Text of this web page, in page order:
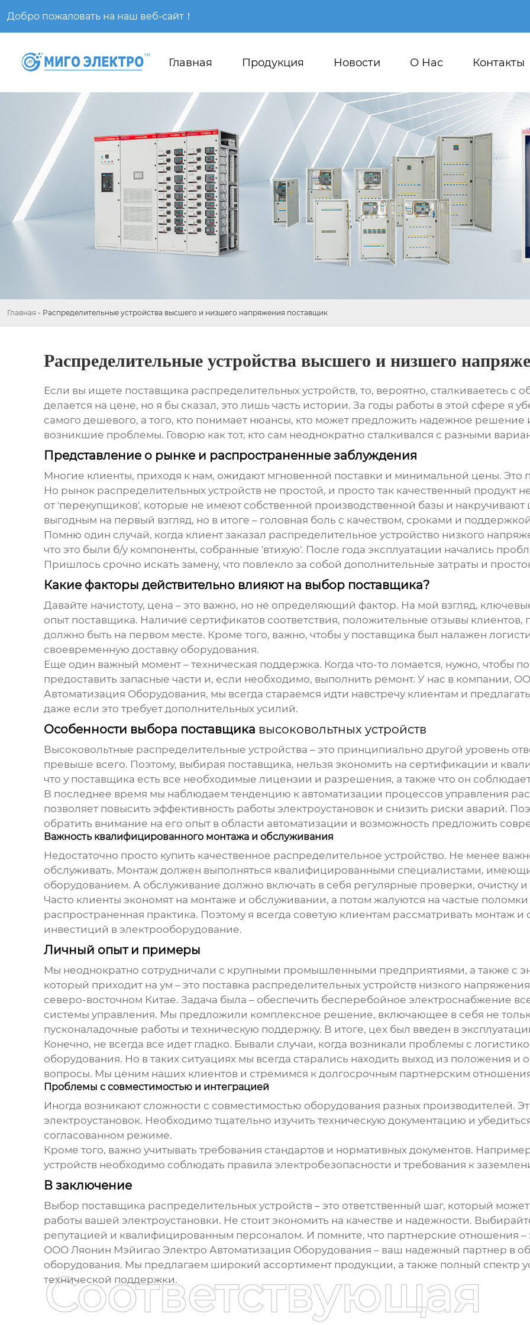
Добро пожаловать на наш веб-сайт！
Главная Продукция Новости О Hас Контакты
Главная - Распределительные устройства высшего и низшего напряжения поставщик
Распределительные устройства высшего и низшего
Если вы ищете поставщика распределительных устройств, то, вероятно, сталкиваетесь
делается на цене, но я бы сказал, это лишь часть истории. За годы работы в этой сфере я
самого дешевого, а того, кто понимает нюансы, кто может предложить надежное
возникшие проблемы. Говорю как тот, кто сам неоднократно сталкивался с разными
Представление о рынке и распространенные заблуждения
Многие клиенты, приходя к нам, ожидают мгновенной поставки и минимальной цены. Это
Но рынок распределительных устройствне простой, и просто так качественный продукт
от 'перекупщиков', которые не имеют собственной производственной базы и накручивают
выгодным на первый взгляд, но в итоге – головная боль с качеством, сроками и
Помню один случай, когда клиент заказал распределительное устройство низкого
что это были б/у компоненты, собранные 'втихую'. После года эксплуатации начались
Пришлось срочно искать замену, что повлекло за собой дополнительные затраты и
Какие факторы действительно влияют на выбор поставщика?
Давайте начистоту, цена – это важно, но не определяющий фактор. На мой взгляд,
опыт поставщика. Наличие сертификатов соответствия, положительные отзывы клиентов,
должно быть на первом месте. Кроме того, важно, чтобы у поставщика был налажен
своевременную доставку оборудования.
Еще один важный момент – техническая поддержка. Когда что-то ломается, нужно, чтобы
предоставить запасные части и, если необходимо, выполнить ремонт. У нас в компании,
Автоматизация Оборудования, мы всегда стараемся идти навстречу клиентам и
даже если это требует дополнительных усилий.
Особенности выбора поставщика высоковольтных устройств
Высоковольтные распределительные устройства – это принципиально другой уровень
превыше всего. Поэтому, выбирая поставщика, нельзя экономить на сертификации и
что у поставщика есть все необходимые лицензии и разрешения, а также что он
В последнее время мы наблюдаем тенденцию к автоматизации процессов управления
позволяет повысить эффективность работы электроустановок и снизить риски аварий.
обратить внимание на его опыт в области автоматизации и возможность предложить
Важность квалифицированного монтажа и обслуживания
Недостаточно просто купить качественное распределительное устройство. Не менее
обслуживать. Монтаж должен выполняться квалифицированными специалистами,
оборудованием. А обслуживание должно включать в себя регулярные проверки, очистку
Часто клиенты экономят на монтаже и обслуживании, а потом жалуются на частые
распространенная практика. Поэтому я всегда советую клиентам рассматривать монтаж
инвестиций в электрооборудование.
Личный опыт и примеры
Мы неоднократно сотрудничали с крупными промышленными предприятиями, а также с
который приходит на ум – это поставка распределительных устройств низкого напряжения
северо-восточном Китае. Задача была – обеспечить бесперебойное электроснабжение
системы управления. Мы предложили комплексное решение, включающее в себя не
пусконаладочные работы и техническую поддержку. В итоге, цех был введен в
Конечно, не всегда все идет гладко. Бывали случаи, когда возникали проблемы с
оборудования. Но в таких ситуациях мы всегда старались находить выход из положения
вопросы. Мы ценим наших клиентов и стремимся к долгосрочным партнерским
Проблемы с совместимостью и интеграцией
Иногда возникают сложности с совместимостью оборудования разных производителей.
электроустановок. Необходимо тщательно изучить техническую документацию и
согласованном режиме.
Кроме того, важно учитывать требования стандартов и нормативных документов.
устройствнеобходимо соблюдать правила электробезопасности и требования к
В заключение
Выбор поставщика распределительных устройств– это ответственный шаг, который
работы вашей электроустановки. Не стоит экономить на качестве и надежности.
репутацией и квалифицированным персоналом. И помните, что партнерские отношения –
ООО Ляонин Мэйигао Электро Автоматизация Оборудования – ваш надежный партнер в
оборудования. Мы предлагаем широкий ассортимент продукции, а также полный спектр
технической поддержки.
Соответствующая